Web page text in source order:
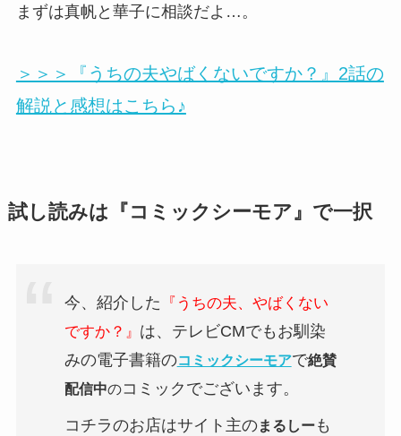
まずは真帆と華子に相談だよ…。
＞＞＞『うちの夫やばくないですか？』2話の
解説と感想はこちら♪
試し読みは『コミックシーモア』で一択
今、紹介した 『うちの夫、やばくない
ですか？ 』 は、テレビCMでもお馴染
みの電子書籍のコミックシーモアで絶賛
配信中のコミックでございます。
コチラのお店はサイト主のまるしーも